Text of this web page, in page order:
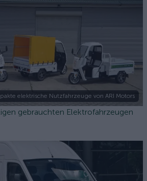
elektrische Nutzfahrzeuge von ARI Motors
gebrauchten Elektrofahrzeugen